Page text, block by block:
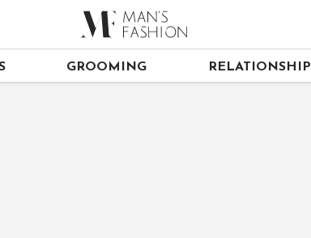
GROOMING RELATIONSHIP